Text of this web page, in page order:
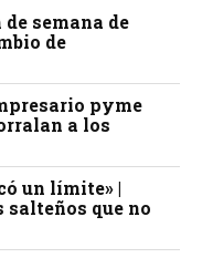
semana de
de
pyme
a los
un límite» |
salteños que no